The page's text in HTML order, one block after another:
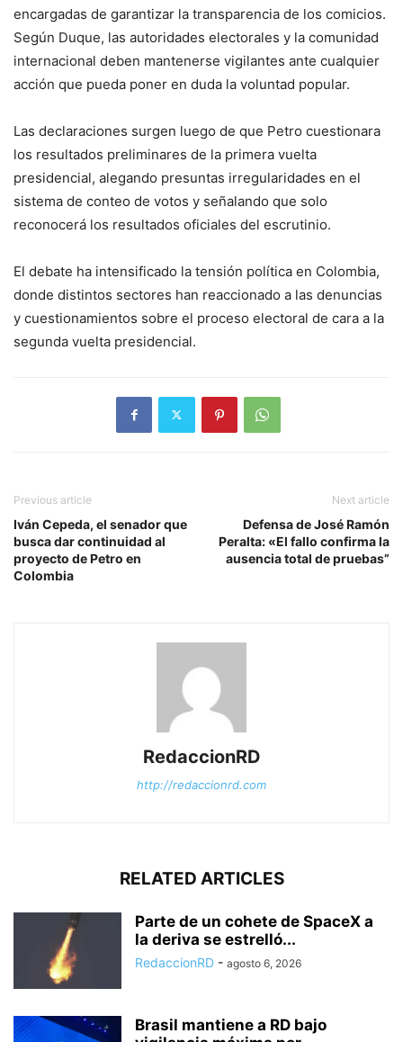
encargadas de garantizar la transparencia de los comicios.
Según Duque, las autoridades electorales y la comunidad
internacional deben mantenerse vigilantes ante cualquier
acción que pueda poner en duda la voluntad popular.
Las declaraciones surgen luego de que Petro cuestionara
los resultados preliminares de la primera vuelta
presidencial, alegando presuntas irregularidades en el
sistema de conteo de votos y señalando que solo
reconocerá los resultados oficiales del escrutinio.
El debate ha intensificado la tensión política en Colombia,
donde distintos sectores han reaccionado a las denuncias
y cuestionamientos sobre el proceso electoral de cara a la
segunda vuelta presidencial.
Previous article
Iván Cepeda, el senador que
busca dar continuidad al
proyecto de Petro en
Colombia
Next article
Defensa de José Ramón
Peralta: «El fallo confirma la
ausencia total de pruebas”
RedaccionRD
http://redaccionrd.com
RELATED ARTICLES
Parte de un cohete de SpaceX a
la deriva se estrelló...
RedaccionRD - agosto 6, 2026
Brasil mantiene a RD bajo